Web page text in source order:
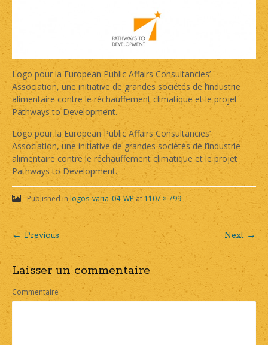
Logo pour la European Public Affairs Consultancies’
Association, une initiative de grandes sociétés de l’industrie
alimentaire contre le réchauffement climatique et le projet
Pathways to Development.
Logo pour la European Public Affairs Consultancies’
Association, une initiative de grandes sociétés de l’industrie
alimentaire contre le réchauffement climatique et le projet
Pathways to Development.
Published in logos_varia_04_WP at 1107 × 799
Post
navigation
← Previous Next →
Laisser un commentaire
Commentaire